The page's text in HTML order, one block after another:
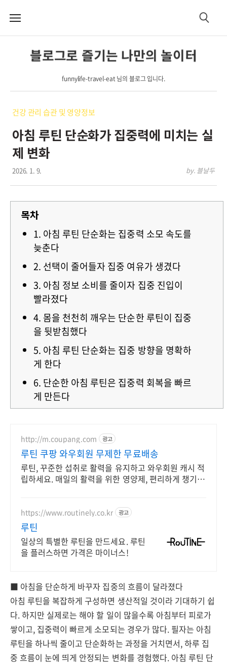
메
검
블로그로 즐기는 나만의 놀이터
funnylife-travel-eat 님의 블로그 입니다.
건강 관리 습관 및 영양정보
아침 루틴 단순화가 집중력에 미치는 실
제 변화
2026. 1. 9. by. 블날두
목차
1. 아침 루틴 단순화는 집중력 소모 속도를
늦춘다
2. 선택이 줄어들자 집중 여유가 생겼다
3. 아침 정보 소비를 줄이자 집중 진입이
빨라졌다
4. 몸을 천천히 깨우는 단순한 루틴이 집중
을 뒷받침했다
5. 아침 루틴 단순화는 집중 방향을 명확하
게 한다
6. 단순한 아침 루틴은 집중력 회복을 빠르
게 만든다
http://m.coupang.com 광고
루틴 쿠팡 와우회원 무제한 무료배송
루틴, 꾸준한 섭취로 활력을 유지하고 와우회원 캐시 적
립하세요. 매일의 활력을 위한 영양제, 편리하게 챙기고
https://www.routinely.co.kr 광고
루틴
일상의 특별한 루틴을 만드세요. 루틴
을 플러스하면 가격은 마이너스!
■ 아침을 단순하게 바꾸자 집중의 흐름이 달라졌다
아침 루틴을 복잡하게 구성하면 생산적일 것이라 기대하기 쉽
다. 하지만 실제로는 해야 할 일이 많을수록 아침부터 피로가
쌓이고, 집중력이 빠르게 소모되는 경우가 많다. 필자는 아침
루틴을 하나씩 줄이고 단순화하는 과정을 거치면서, 하루 집
중 흐름이 눈에 띄게 안정되는 변화를 경험했다. 아침 루틴 단